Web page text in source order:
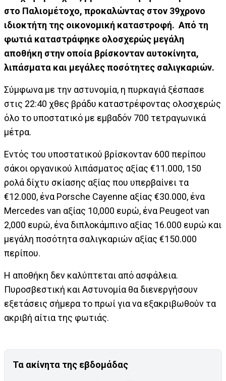
στο Παλιομέτοχο, προκαλώντας στον 39χρονο
ιδιοκτήτη της οικονομική καταστροφή. Από τη
φωτιά καταστράφηκε ολοσχερώς μεγάλη
αποθήκη στην οποία βρίσκονταν αυτοκίνητα,
λιπάσματα και μεγάλες ποσότητες σαλιγκαριών.
Σύμφωνα με την αστυνομία, η πυρκαγιά ξέσπασε
στις 22:40 χθες βράδυ καταστρέφοντας ολοσχερώς
όλο το υποστατικό με εμβαδόν 700 τετραγωνικά
μέτρα.
Εντός του υποστατικού βρίσκονταν 600 περίπου
σάκοι οργανικού λιπάσματος αξίας €11.000, 150
ρολά δίχτυ σκίασης αξίας που υπερβαίνει τα
€12.000, ένα Porsche Cayenne αξίας €30.000, ένα
Mercedes van αξίας 10,000 ευρώ, ένα Peugeot van
2,000 ευρώ, ένα διπλοκάμπινο αξίας 16.000 ευρώ και
μεγάλη ποσότητα σαλιγκαριών αξίας €150.000
περίπου.
Η αποθήκη δεν καλύπτεται από ασφάλεια.
Πυροσβεστική και Αστυνομία θα διενεργήσουν
εξετάσεις σήμερα το πρωί για να εξακριβωθούν τα
ακριβή αίτια της φωτιάς.
Τα ακίνητα της εβδομάδας